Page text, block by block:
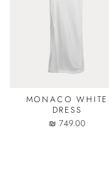
MONACO WHITE
DRESS
749.00 ₪